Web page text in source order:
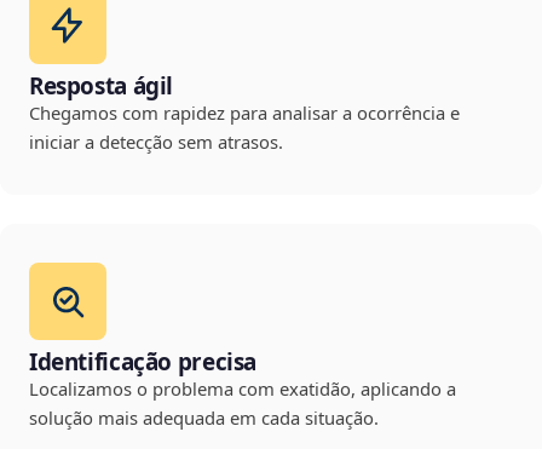
Resposta ágil
Chegamos com rapidez para analisar a ocorrência e
iniciar a detecção sem atrasos.
Identificação precisa
Localizamos o problema com exatidão, aplicando a
solução mais adequada em cada situação.